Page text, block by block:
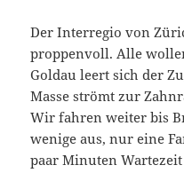
Der Interregio von
proppenvoll. Alle
Goldau leert sich der
Masse strömt zur
Wir fahren weiter bis
wenige aus, nur eine
paar Minuten